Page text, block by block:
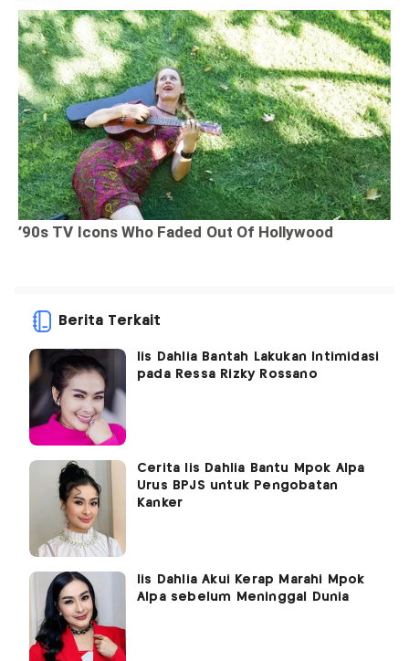
Berita Terkait
Iis Dahlia Bantah Lakukan Intimidasi
pada Ressa Rizky Rossano
Cerita Iis Dahlia Bantu Mpok Alpa
Urus BPJS untuk Pengobatan
Kanker
Iis Dahlia Akui Kerap Marahi Mpok
Alpa sebelum Meninggal Dunia